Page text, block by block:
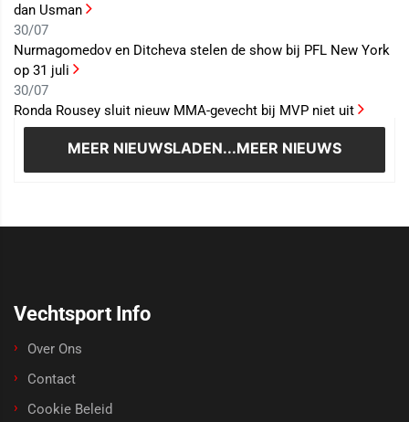
dan Usman
30/07
Nurmagomedov en Ditcheva stelen de show bij PFL New York
op 31 juli
30/07
Ronda Rousey sluit nieuw MMA-gevecht bij MVP niet uit
MEER NIEUWSLADEN...MEER NIEUWS
Vechtsport Info
Over Ons
Contact
Cookie Beleid